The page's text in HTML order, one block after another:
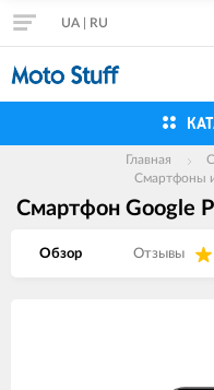
UA RU
Главная
Смартфоны
Смартфон Google
Обзор Отзывы